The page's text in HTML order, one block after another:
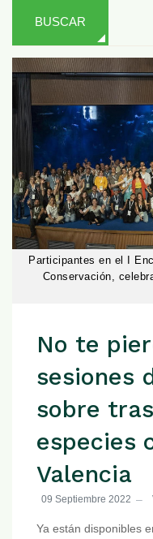
BUSCAR
Participantes en el I
Conservación,
No te
sesiones
sobre
especies
Valencia
09 Septiembre 2022
Ya están disponibles